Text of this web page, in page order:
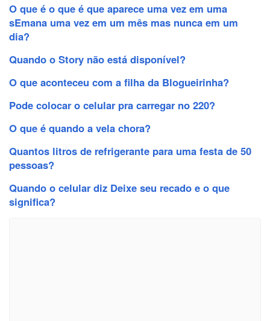
O que é o que é que aparece uma vez em uma
sEmana uma vez em um mês mas nunca em um
dia?
Quando o Story não está disponível?
O que aconteceu com a filha da Blogueirinha?
Pode colocar o celular pra carregar no 220?
O que é quando a vela chora?
Quantos litros de refrigerante para uma festa de 50
pessoas?
Quando o celular diz Deixe seu recado e o que
significa?